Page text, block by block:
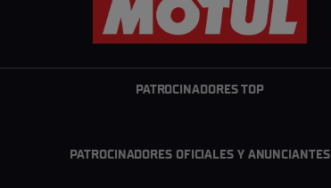
PATROCINADORES TOP
PATROCINADORES OFICIALES Y ANUNCIANTES